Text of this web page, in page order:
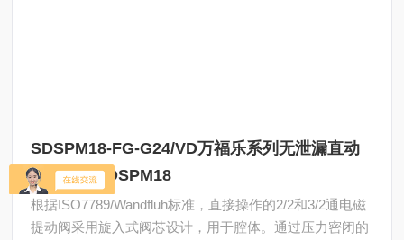
SDSPM18-FG-G24/VD万福乐系列无泄漏直动
式插装阀SDSPM18
根据ISO7789/Wandfluh标准，直接操作的2/2和3/2通电磁
提动阀采用旋入式阀芯设计，用于腔体。通过压力密闭的